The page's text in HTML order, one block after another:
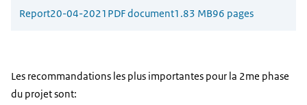
Report20-04-2021 PDF document1.83 MB96 pages
Les recommandations les plus importantes pour la 2me phase
du projet sont: